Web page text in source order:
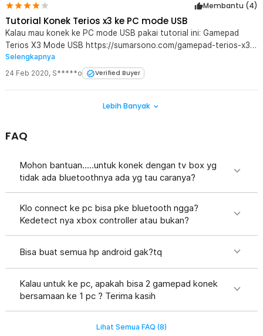
Membantu (4)
Tutorial Konek Terios x3 ke PC mode USB
Kalau mau konek ke PC mode USB pakai tutorial ini: Gamepad
Terios X3 Mode USB https://sumarsono.com/gamepad-terios-x3-
mode-usb/ di buku maual gak dijelasin. Untuk pengguna linux yang
ingin konekin terios x3 mode bluetooth pakai tutorial ini: Gamepad
Terios X3 Linux https://sumarsono.com/gamepad-terios-x3-linux/
Selengkapnya
24 Feb 2020, S*****o Verified Buyer
Lebih Banyak
FAQ
Mohon bantuan.....untuk konek dengan tv box yg
tidak ada bluetoothnya ada yg tau caranya?
Klo connect ke pc bisa pke bluetooth ngga?
Kedetect nya xbox controller atau bukan?
Bisa buat semua hp android gak?tq
Kalau untuk ke pc, apakah bisa 2 gamepad konek
bersamaan ke 1 pc ? Terima kasih
Lihat Semua FAQ (8)